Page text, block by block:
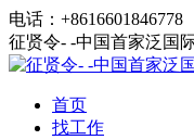
电话：+8616601846778
征贤令- -中国首家泛国
首页
找工作